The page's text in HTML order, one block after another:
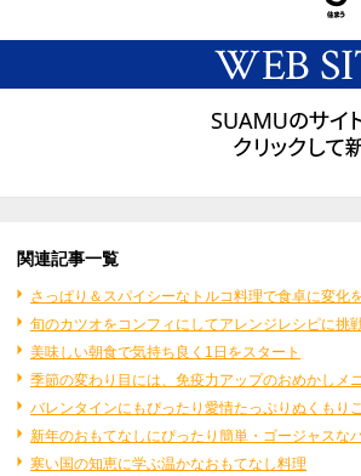
関連記事一覧
さっぱり＆スパイシーなトルコ料理で食卓に変化
旬のカツオをコンフィにしてアレンジレシピに挑
美味しい朝食で気持ち良く1日をスタート
季節の変わり目には、免疫力アップのおめかしメ
バレンタインにもぴったり愛情たっぷりぬくもり
新年のおもてなしにぴったり簡単・ゴージャスな
寒い国の知恵に学ぶ温かなおもてなし料理